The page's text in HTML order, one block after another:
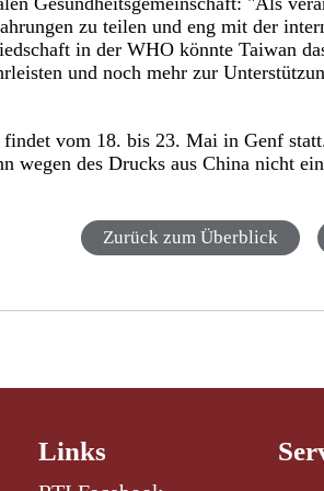
zu teilen und eng mit der
in der WHO könnte Taiwan
und noch mehr zur
vom 18. bis 23. Mai in Genf
wegen des Drucks aus China nicht
Zurück zum Überblick
Links